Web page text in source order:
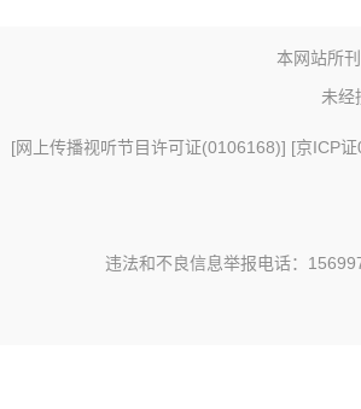
本网站所
未经
[网上传播视听节目许可证(0106168)] [京ICP
违法和不良信息举报电话：